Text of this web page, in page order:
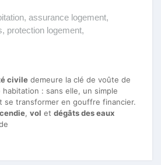
, assurance logement,
, protection logement,
civile demeure la clé de voûte de
: sans elle, un simple
se transformer en gouffre financier.
, vol et dégâts des eaux